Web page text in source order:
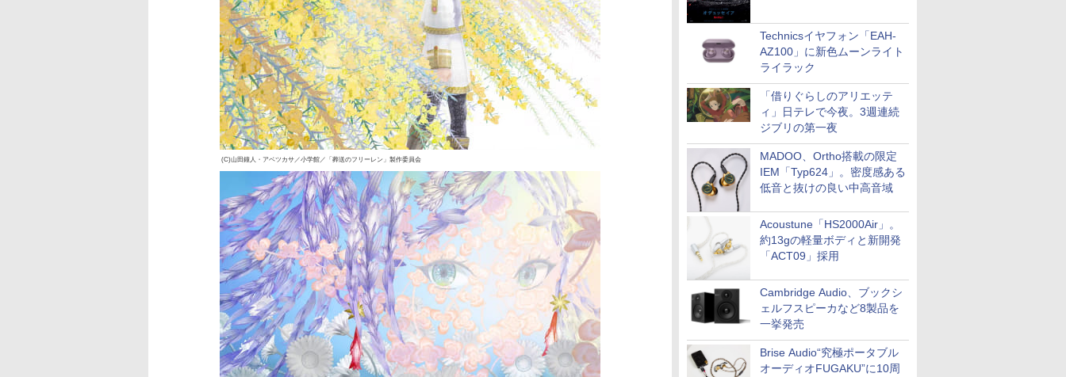
Technicsイヤフォン「EAH-
AZ100」に新色ムーンライト
ライラック
「借りぐらしのアリエッテ
ィ」日テレで今夜。3週連続
ジブリの第一夜
MADOO、Ortho搭載の限定
IEM「Typ624」。密度感ある
低音と抜けの良い中高音域
Acoustune「HS2000Air」。
約13gの軽量ボディと新開発
「ACT09」採用
Cambridge Audio、ブックシ
ェルフスピーカなど8製品を
一挙発売
Brise Audio“究極ポータブル
オーディオFUGAKU”に10周
(C)山田鐘人・アベツカサ／小学館／「葬送のフリーレン」製作委員会